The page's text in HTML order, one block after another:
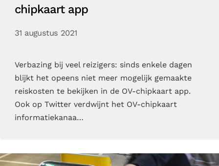
chipkaart app
31 augustus 2021
Verbazing bij veel reizigers: sinds enkele dagen
blijkt het opeens niet meer mogelijk gemaakte
reiskosten te bekijken in de OV-chipkaart app.
Ook op Twitter verdwijnt het OV-chipkaart
informatiekanaa…